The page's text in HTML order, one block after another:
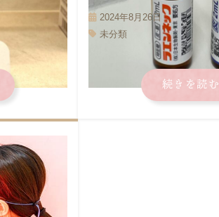
2024年8月26日
未分類
続きを読む